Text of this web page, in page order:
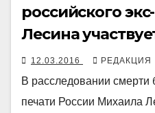
российского
Лесина
12.03.2016 РЕДАКЦИЯ
В расследовании
печати России Михаила